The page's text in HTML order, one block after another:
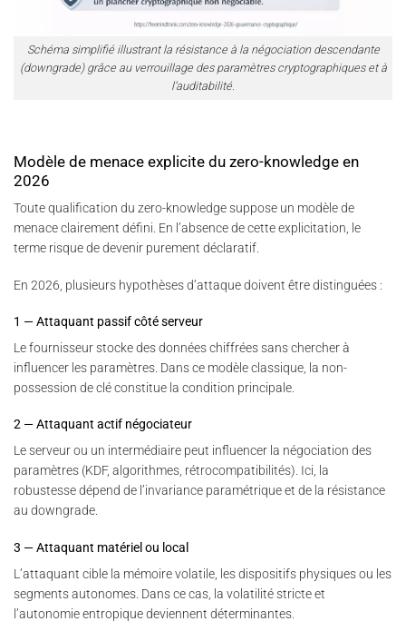
Schéma simplifié illustrant la résistance à la négociation descendante
(downgrade) grâce au verrouillage des paramètres cryptographiques et à
l’auditabilité.
Modèle de menace explicite du zero-knowledge en
2026
Toute qualification du zero-knowledge suppose un modèle de
menace clairement défini. En l’absence de cette explicitation, le
terme risque de devenir purement déclaratif.
En 2026, plusieurs hypothèses d’attaque doivent être distinguées :
1 — Attaquant passif côté serveur
Le fournisseur stocke des données chiffrées sans chercher à
influencer les paramètres. Dans ce modèle classique, la non-
possession de clé constitue la condition principale.
2 — Attaquant actif négociateur
Le serveur ou un intermédiaire peut influencer la négociation des
paramètres (KDF, algorithmes, rétrocompatibilités). Ici, la
robustesse dépend de l’invariance paramétrique et de la résistance
au downgrade.
3 — Attaquant matériel ou local
L’attaquant cible la mémoire volatile, les dispositifs physiques ou les
segments autonomes. Dans ce cas, la volatilité stricte et
l’autonomie entropique deviennent déterminantes.